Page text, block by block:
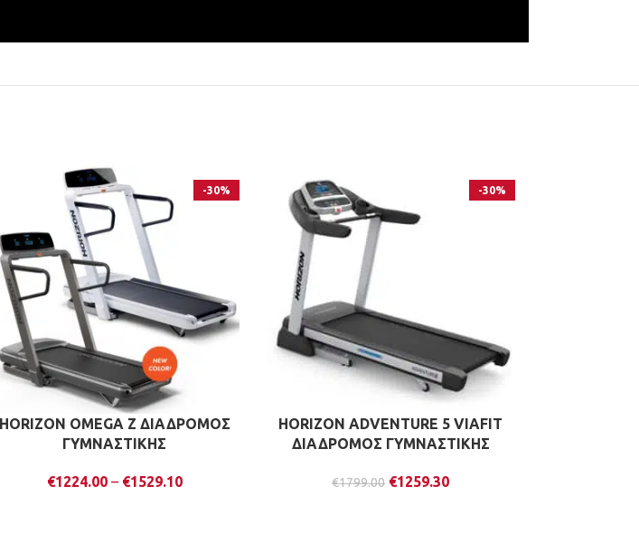
-30%
HORIZON OMEGA Z ΔΙΑΔΡΟΜΟΣ
ΓΥΜΝΑΣΤΙΚΗΣ
€1224.00 – €1529.10
-30%
HORIZON ADVENTURE 5 VIAFIT
ΔΙΑΔΡΟΜΟΣ ΓΥΜΝΑΣΤΙΚΗΣ
€1799.00 €1259.30